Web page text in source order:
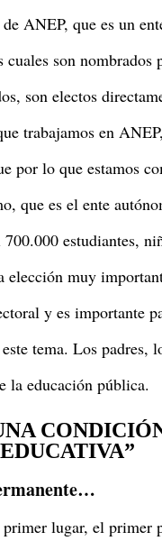
ANEP, que es un
son
son electos
trabajamos en
por lo que estamos
que es el ente
estudiantes,
muy
y es importante
tema. Los padres,
la educación pública.
primer lugar, el